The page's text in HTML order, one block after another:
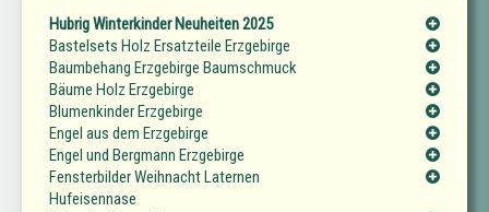
Hubrig Winterkinder Neuheiten 2025
Bastelsets Holz Ersatzteile Erzgebirge
Baumbehang Erzgebirge Baumschmuck
Bäume Holz Erzgebirge
Blumenkinder Erzgebirge
Engel aus dem Erzgebirge
Engel und Bergmann Erzgebirge
Fensterbilder Weihnacht Laternen
Hufeisennase